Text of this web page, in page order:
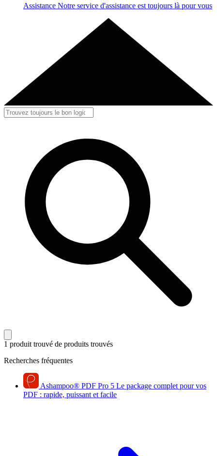
Assistance Notre service d'assistance est toujours là pour vous
1 produit trouvé de produits trouvés
Recherches fréquentes
Ashampoo® PDF Pro 5 Le package complet pour vos
PDF : rapide, puissant et facile